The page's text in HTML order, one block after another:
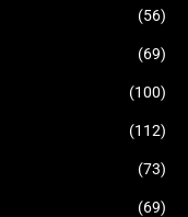
(56)
(69)
(100)
(112)
(73)
(69)